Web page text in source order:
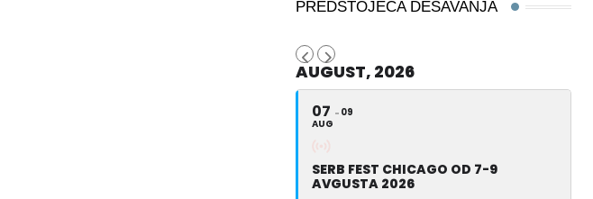
PREDSTOJEĆA DEŠAVANJA
AUGUST, 2026
07
AUG
09
SERB FEST CHICAGO OD 7-9
AVGUSTA 2026